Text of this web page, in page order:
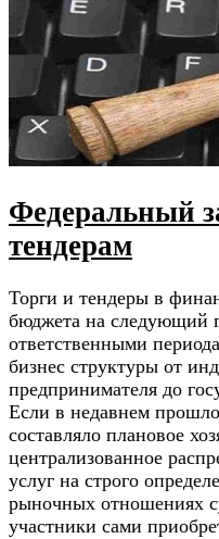
Федеральный
тендерам
Торги и тендеры в
бюджета на следующий
ответственными
бизнес структуры от
предпринимателя до
Если в недавнем
составляло плановое
централизованное
услуг на строго
рыночных отношениях
участники сами